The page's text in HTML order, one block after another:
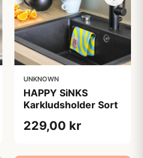
UNKNOWN
HAPPY SiNKS
Karkludsholder Sort
229,00 kr